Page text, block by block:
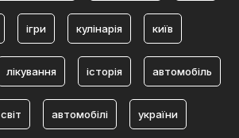
ігри кулінарія київ
лікування історія автомобіль
світ автомобілі україни